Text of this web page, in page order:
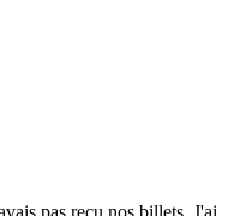
pas reçu nos billets. J'ai